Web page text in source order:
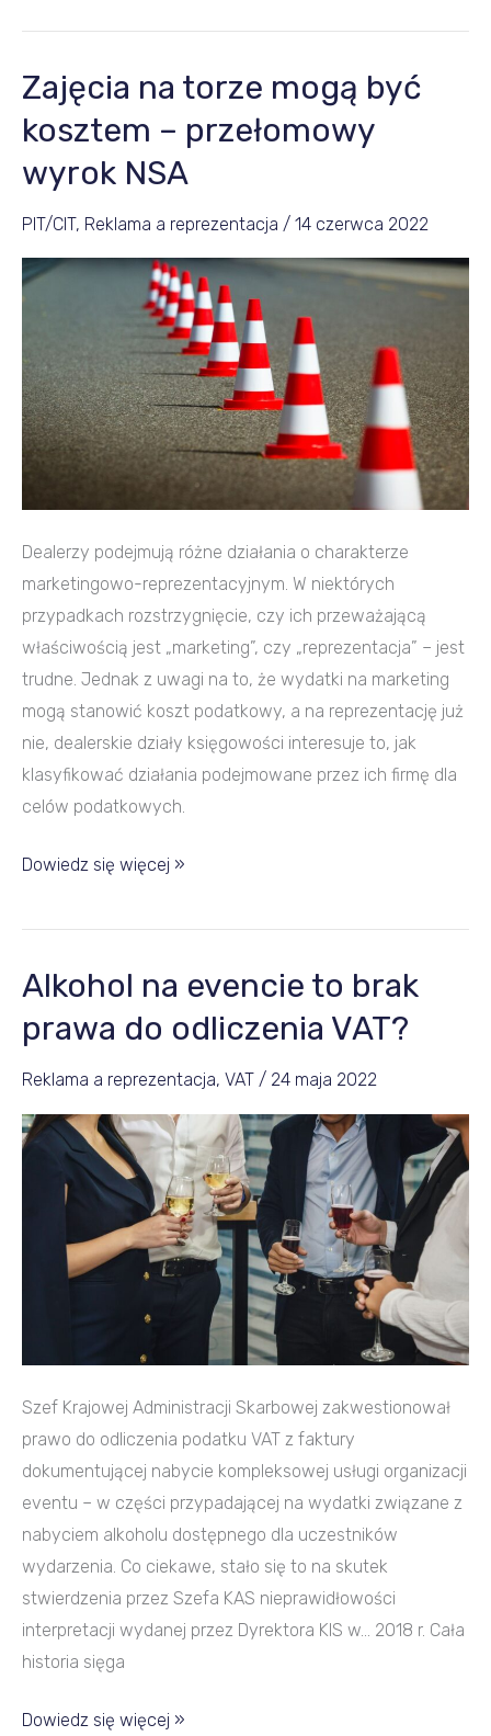
Zajęcia na torze mogą być
kosztem – przełomowy
wyrok NSA
PIT/CIT, Reklama a reprezentacja / 14 czerwca 2022
Dealerzy podejmują różne działania o charakterze
marketingowo-reprezentacyjnym. W niektórych
przypadkach rozstrzygnięcie, czy ich przeważającą
właściwością jest „marketing”, czy „reprezentacja” – jest
trudne. Jednak z uwagi na to, że wydatki na marketing
mogą stanowić koszt podatkowy, a na reprezentację już
nie, dealerskie działy księgowości interesuje to, jak
klasyfikować działania podejmowane przez ich firmę dla
celów podatkowych.
Zajęcia
na
torze
mogą
–
przełomowy
NSA
Dowiedz się więcej »
Alkohol na evencie to brak
prawa do odliczenia VAT?
Reklama a reprezentacja, VAT / 24 maja 2022
Szef Krajowej Administracji Skarbowej zakwestionował
prawo do odliczenia podatku VAT z faktury
dokumentującej nabycie kompleksowej usługi organizacji
eventu – w części przypadającej na wydatki związane z
nabyciem alkoholu dostępnego dla uczestników
wydarzenia. Co ciekawe, stało się to na skutek
stwierdzenia przez Szefa KAS nieprawidłowości
interpretacji wydanej przez Dyrektora KIS w… 2018 r. Cała
historia sięga
Alkohol
evencie
to
prawa
odliczenia
Dowiedz się więcej »